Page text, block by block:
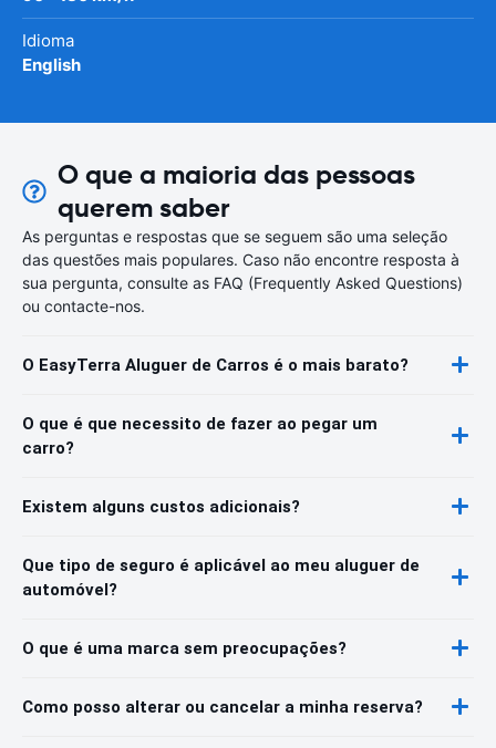
Idioma
English
O que a maioria das pessoas
querem saber
As perguntas e respostas que se seguem são uma seleção
das questões mais populares. Caso não encontre resposta à
sua pergunta, consulte as FAQ (Frequently Asked Questions)
ou contacte-nos.
O EasyTerra Aluguer de Carros é o mais barato?
O que é que necessito de fazer ao pegar um
carro?
Existem alguns custos adicionais?
Que tipo de seguro é aplicável ao meu aluguer de
automóvel?
O que é uma marca sem preocupações?
Como posso alterar ou cancelar a minha reserva?